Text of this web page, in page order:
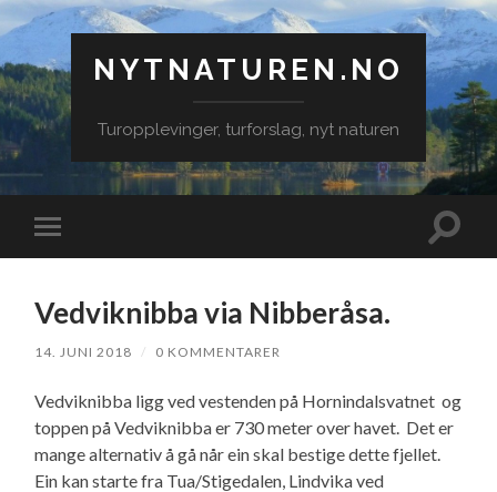
NYTNATUREN.NO
Turopplevinger, turforslag, nyt naturen
Veksle
mobilmeny
Veksle
Vedviknibba via Nibberåsa.
14. JUNI 2018 / 0 KOMMENTARER
Vedviknibba ligg ved vestenden på Hornindalsvatnet og
toppen på Vedviknibba er 730 meter over havet. Det er
mange alternativ å gå når ein skal bestige dette fjellet.
Ein kan starte fra Tua/Stigedalen, Lindvika ved